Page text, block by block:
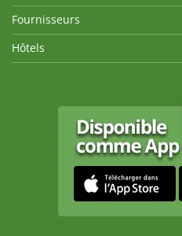
Fournisseurs
Hôtels